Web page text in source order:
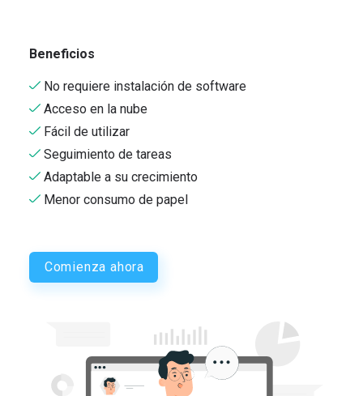
Beneficios
No requiere instalación de software
Acceso en la nube
Fácil de utilizar
Seguimiento de tareas
Adaptable a su crecimiento
Menor consumo de papel
Comienza ahora